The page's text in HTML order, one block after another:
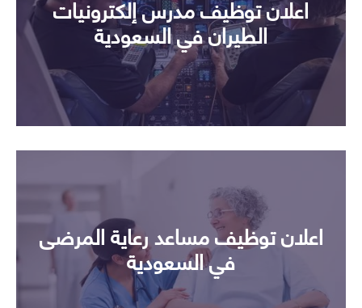
اعلان توظيف مدرس إلكترونيات
الطيران في السعودية
اعلان توظيف مساعد رعاية المرضى
في السعودية